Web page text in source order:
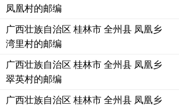
凤凰村的邮编
广西壮族自治区 桂林市 全州县 凤凰乡
湾里村的邮编
广西壮族自治区 桂林市 全州县 凤凰乡
翠英村的邮编
广西壮族自治区 桂林市 全州县 凤凰乡